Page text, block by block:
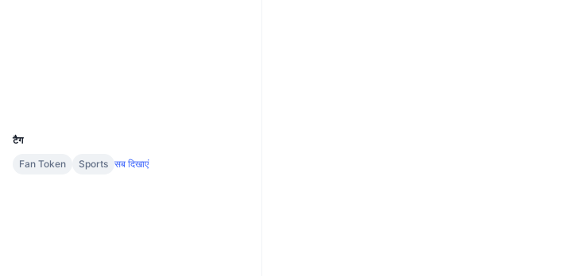
टैग
Fan Token
Sports सब दिखाएं